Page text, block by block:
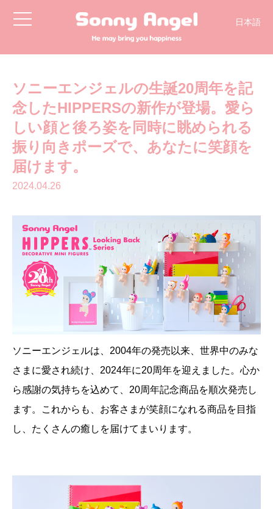
toggle
navigation
日本語
ソニーエンジェルの生誕20周年を記
念したHIPPERSの新作が登場。愛ら
しい顔と後ろ姿を同時に眺められる
振り向きポーズで、あなたに笑顔を
届けます。
2024.04.26
ソニーエンジェルは、2004年の発売以来、世界中のみな
さまに愛され続け、2024年に20周年を迎えました。心か
ら感謝の気持ちを込めて、20周年記念商品を順次発売し
ます。これからも、お客さまが笑顔になれる商品を目指
し、たくさんの癒しを届けてまいります。